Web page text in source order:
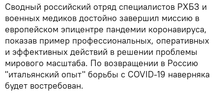
Сводный российский отряд специалистов РХБЗ и
военных медиков достойно завершил миссию в
европейском эпицентре пандемии коронавируса,
показав пример профессиональных, оперативных
и эффективных действий в решении проблемы
мирового масштаба. По возвращении в Россию
"итальянский опыт" борьбы с COVID-19 наверняка
будет востребован.